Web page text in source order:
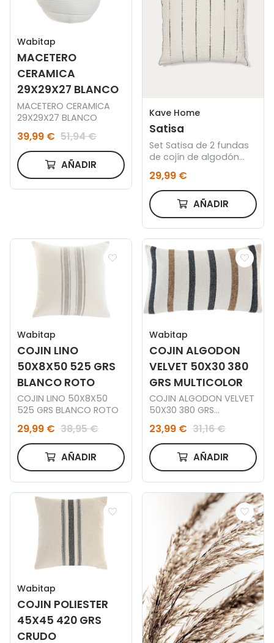
Wabitap
MACETERO
CERAMICA
29X29X27 BLANCO
MACETERO CERAMICA
29X29X27 BLANCO
39,99 € 51,94 €
AÑADIR
Kave Home
Satisa
Set Satisa de 2 fundas
de cojín de algodón
rayas 50 x 50 cm
29,99 €
AÑADIR
Wabitap
COJIN LINO
50X8X50 525 GRS
BLANCO ROTO
COJIN LINO 50X8X50
525 GRS BLANCO ROTO
29,99 € 38,95 €
AÑADIR
Wabitap
COJIN ALGODON
VELVET 50X30 380
GRS MULTICOLOR
COJIN ALGODON VELVET
50X30 380 GRS
MULTICOLOR
23,99 € 31,16 €
AÑADIR
Wabitap
COJIN POLIESTER
45X45 420 GRS
CRUDO